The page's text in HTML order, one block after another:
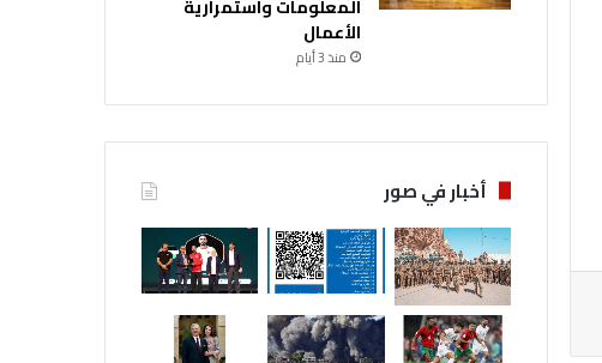
المعلومات واستمرارية
الأعمال
منذ 3 أيام
أخبار في صور